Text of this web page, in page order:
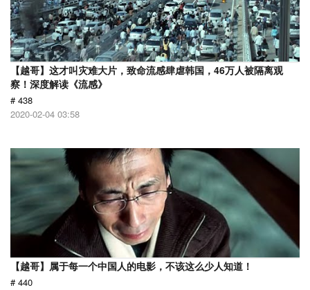
【越哥】这才叫灾难大片，致命流感肆虐韩国，46万人被隔离观
察！深度解读《流感》
# 438
2020-02-04 03:58
【越哥】属于每一个中国人的电影，不该这么少人知道！
# 440